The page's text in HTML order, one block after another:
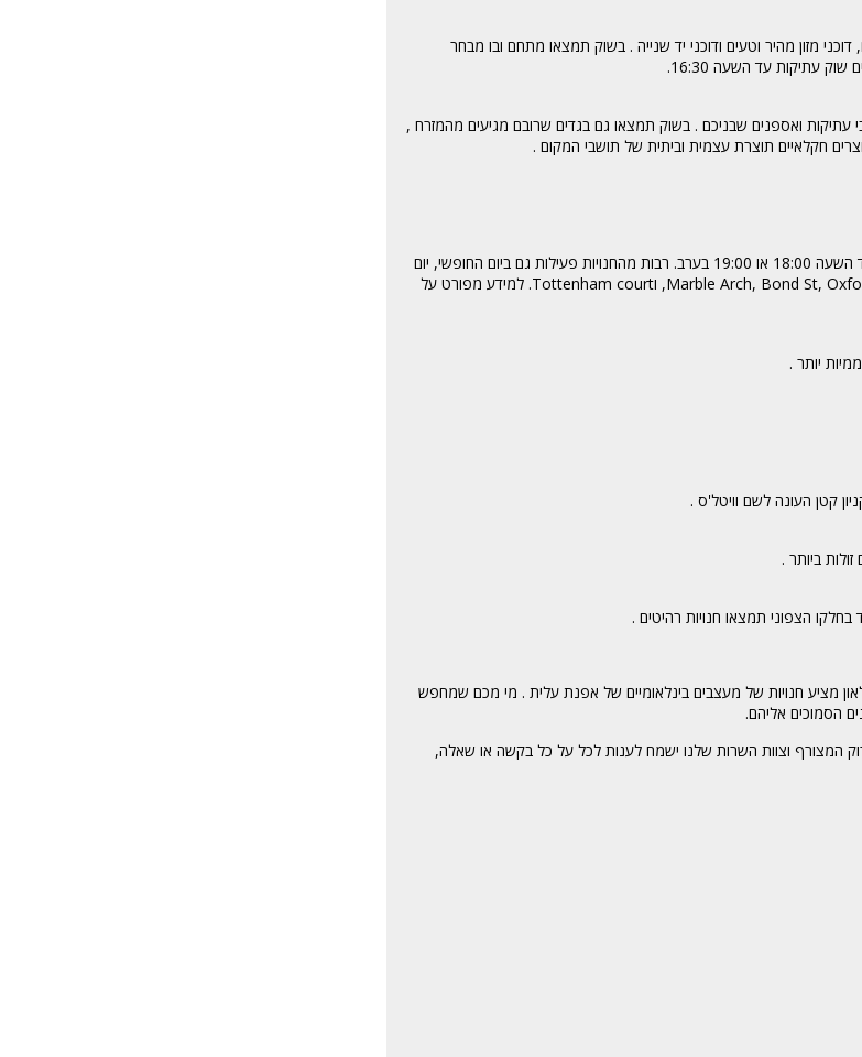
מזון מהיר וטעים ודוכני יד שנייה . בשוק תמצאו מתחם ובו מבחר
עתיקות עד השעה 16:30.
עתיקות ואספנים שבניכם . בשוק תמצאו גם בגדים שרובם מגיעים מהמזרח ,
חקלאיים תוצרת עצמית וביתית של תושבי המקום .
ברחוב אוקספורד רוב החנויות נפתחות בשעה 10:00 בבוקר ופעילות עד השעה 18:00 או 19:00 בערב. רבות מהחנויות פעילות גם ביום החופשי, יום
א משעה 12:00 בצהריים ועד ל18:00. לאורך הרחוב ישנן 4 תחנות של הרכבת התחתית: Marble Arch, Bond St, Oxford Circus, וTottenham court. למידע מפורט על
קטן העונה לשם וויטל'ס .
ביותר .
בחלקו הצפוני תמצאו חנויות רהיטים .
מציע חנויות של מעצבים בינלאומיים של אפנת עלית . מי מכם שמחפש
הסמוכים אליהם.
המצורף וצוות השרות שלנו ישמח לענות לכל על כל בקשה או שאלה,